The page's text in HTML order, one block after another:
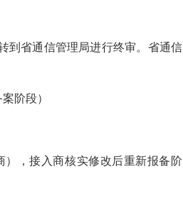
到省通信管理局进行终审。省通信
阶段）
，接入商核实修改后重新报备阶